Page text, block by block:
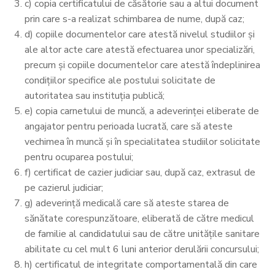
c) copia certificatului de căsătorie sau a altui document
prin care s-a realizat schimbarea de nume, după caz;
d) copiile documentelor care atestă nivelul studiilor și
ale altor acte care atestă efectuarea unor specializări,
precum și copiile documentelor care atestă îndeplinirea
condițiilor specifice ale postului solicitate de
autoritatea sau instituția publică;
e) copia carnetului de muncă, a adeverinței eliberate de
angajator pentru perioada lucrată, care să ateste
vechimea în muncă și în specialitatea studiilor solicitate
pentru ocuparea postului;
f) certificat de cazier judiciar sau, după caz, extrasul de
pe cazierul judiciar;
g) adeverință medicală care să ateste starea de
sănătate corespunzătoare, eliberată de către medicul
de familie al candidatului sau de către unitățile sanitare
abilitate cu cel mult 6 luni anterior derulării concursului;
h) certificatul de integritate comportamentală din care